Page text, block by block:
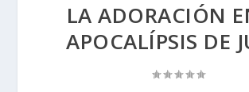
LA ADORACIÓN
APOCALÍPSIS DE